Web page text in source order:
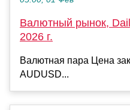
Валютный рынок,
2026 г.
Валютная пара Цена
AUDUSD...